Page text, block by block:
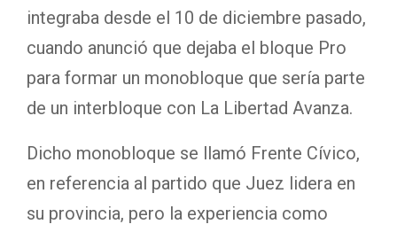
integraba desde el 10 de diciembre pasado,
cuando anunció que dejaba el bloque Pro
para formar un monobloque que sería parte
de un interbloque con La Libertad Avanza.
Dicho monobloque se llamó Frente Cívico,
en referencia al partido que Juez lidera en
su provincia, pero la experiencia como